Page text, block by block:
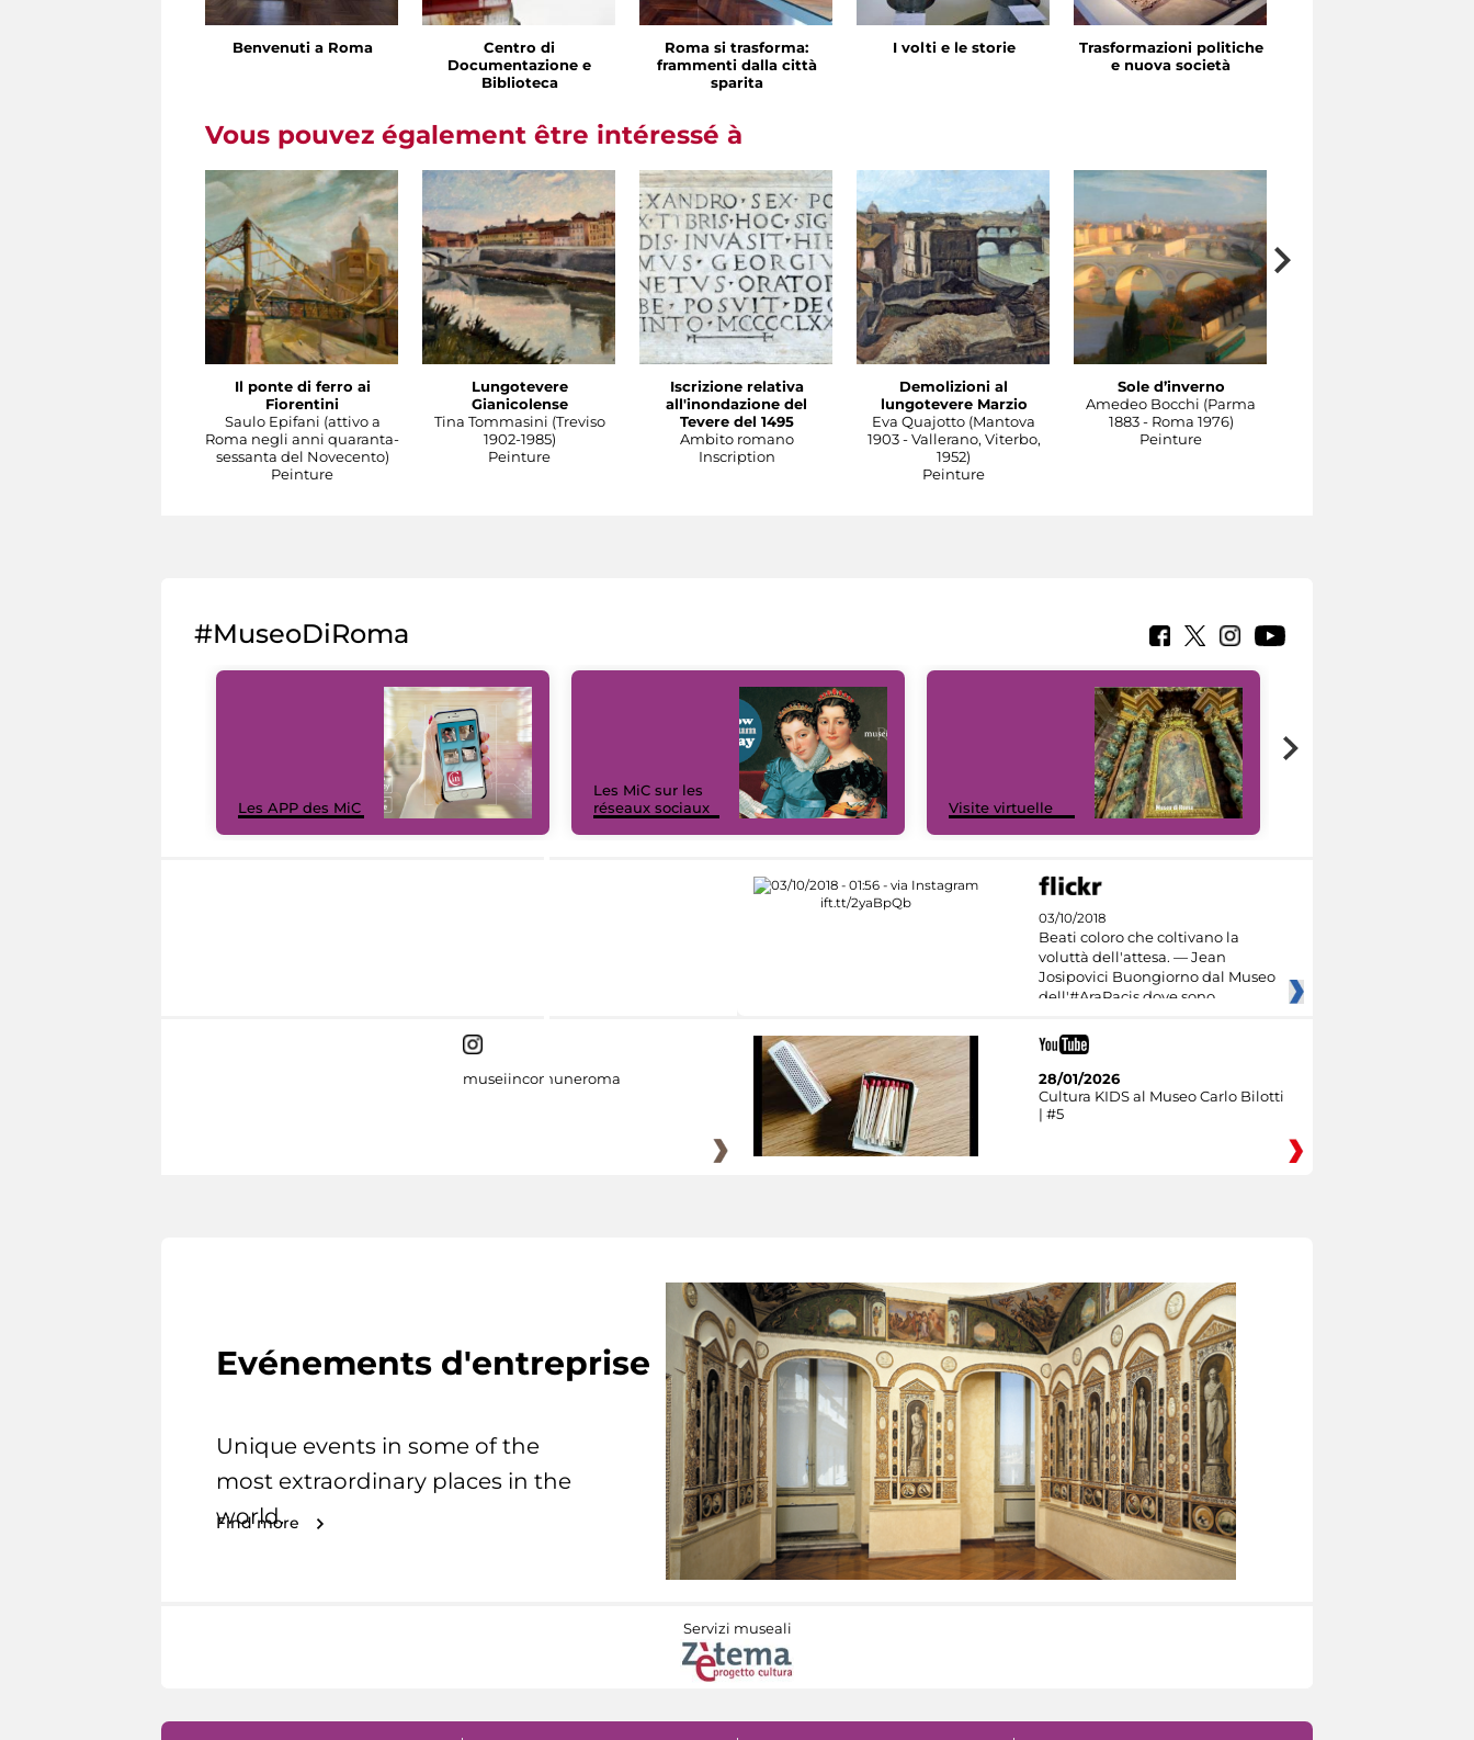
Benvenuti a Roma
Centro di
Documentazione e
Biblioteca
Roma si trasforma:
frammenti dalla città
sparita
I volti e le storie
Trasformazioni politiche
e nuova società
Vous pouvez également être intéressé à
Il ponte di ferro ai
Fiorentini
Saulo Epifani (attivo a
Roma negli anni quaranta-
sessanta del Novecento)
Peinture
Lungotevere
Gianicolense
Tina Tommasini (Treviso
1902-1985)
Peinture
Iscrizione relativa
all'inondazione del
Tevere del 1495
Ambito romano
Inscription
Demolizioni al
lungotevere Marzio
Eva Quajotto (Mantova
1903 - Vallerano, Viterbo,
1952)
Peinture
Sole d’inverno
Amedeo Bocchi (Parma
1883 - Roma 1976)
Peinture
#MuseoDiRoma
Les APP des MiC
Les MiC sur les
réseaux sociaux
Visite virtuelle
03/10/2018
Beati coloro che coltivano la
voluttà dell'attesa. — Jean
Josipovici Buongiorno dal Museo
dell'#AraPacis dove sono
museiincomuneroma
28/01/2026
Cultura KIDS al Museo Carlo Bilotti
| #5
Evénements d'entreprise
Unique events in some of the
most extraordinary places in the
world.
Find more
Servizi museali